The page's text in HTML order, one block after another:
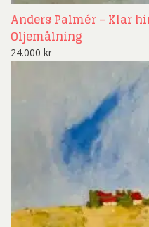
Anders Palmér – Klar
Oljemålning
24.000 kr